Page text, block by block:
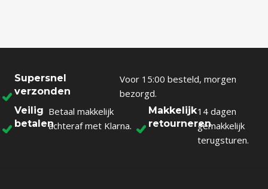
Supersnel
verzonden
Voor 15:00 besteld, morgen
bezorgd.
Veilig
betalen
Betaal makkelijk
achteraf met Klarna.
Makkelijk
retourneren
14 dagen
gemakkelijk
terugsturen.